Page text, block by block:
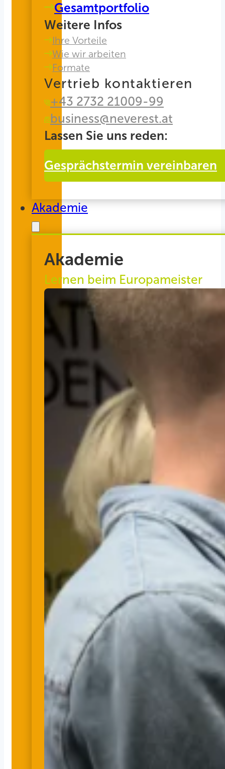
Gesamtportfolio
Weitere Infos
Ihre Vorteile
Wie wir arbeiten
Formate
Vertrieb kontaktieren
+43 2732 21009-99
business@neverest.at
Lassen Sie uns reden:
Gesprächstermin vereinbaren
Akademie
Akademie
Lernen beim Europameister